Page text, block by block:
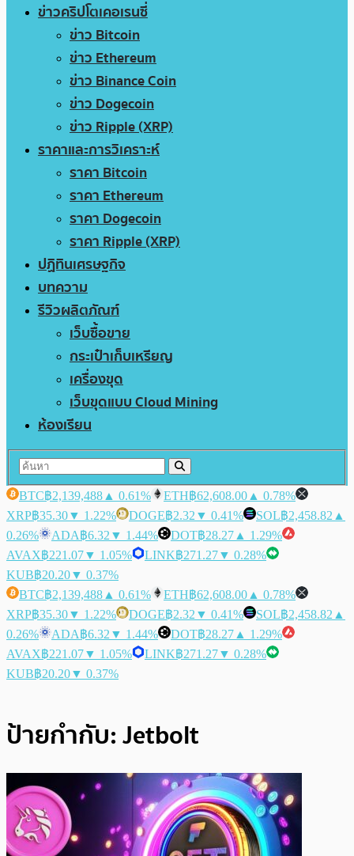
ข่าวคริปโตเคอเรนซี่
ข่าว Bitcoin
ข่าว Ethereum
ข่าว Binance Coin
ข่าว Dogecoin
ข่าว Ripple (XRP)
ราคาและการวิเคราะห์
ราคา Bitcoin
ราคา Ethereum
ราคา Dogecoin
ราคา Ripple (XRP)
ปฏิทินเศรษฐกิจ
บทความ
รีวิวผลิตภัณฑ์
เว็บซื้อขาย
กระเป๋าเก็บเหรียญ
เครื่องขุด
เว็บขุดแบบ Cloud Mining
ห้องเรียน
BTC฿2,139,488 ▲ 0.61% ETH฿62,608.00 ▲ 0.78%
XRP฿35.30▼ 1.22% DOGE฿2.32 ▼ 0.41% SOL฿2,458.82 ▲
0.26%
ADA฿6.32 ▼ 1.44% DOT฿28.27 ▲ 1.29%
AVAX฿221.07▼ 1.05% LINK฿271.27▼ 0.28%
KUB฿20.20▼ 0.37%
BTC฿2,139,488 ▲ 0.61% ETH฿62,608.00 ▲ 0.78%
XRP฿35.30▼ 1.22% DOGE฿2.32 ▼ 0.41% SOL฿2,458.82 ▲
0.26%
ADA฿6.32 ▼ 1.44% DOT฿28.27 ▲ 1.29%
AVAX฿221.07▼ 1.05% LINK฿271.27▼ 0.28%
KUB฿20.20▼ 0.37%
ป้ายกำกับ:Jetbolt